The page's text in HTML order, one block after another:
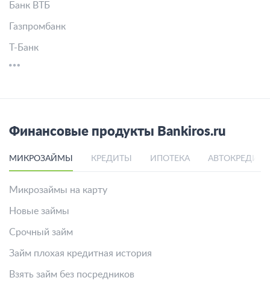
Банк ВТБ
Газпромбанк
Т-Банк
Финансовые продукты Bankiros.ru
МИКРОЗАЙМЫ КРЕДИТЫ ИПОТЕКА
Микрозаймы на карту
Новые займы
Срочный займ
Займ плохая кредитная история
Взять займ без посредников